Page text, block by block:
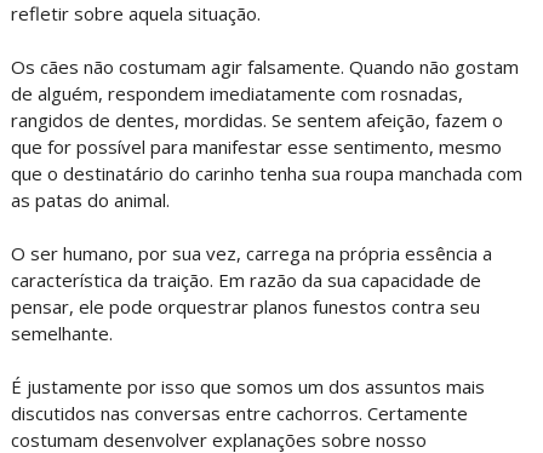
refletir sobre aquela situação.
Os cães não costumam agir falsamente. Quando não gostam
de alguém, respondem imediatamente com rosnadas,
rangidos de dentes, mordidas. Se sentem afeição, fazem o
que for possível para manifestar esse sentimento, mesmo
que o destinatário do carinho tenha sua roupa manchada com
as patas do animal.
O ser humano, por sua vez, carrega na própria essência a
característica da traição. Em razão da sua capacidade de
pensar, ele pode orquestrar planos funestos contra seu
semelhante.
É justamente por isso que somos um dos assuntos mais
discutidos nas conversas entre cachorros. Certamente
costumam desenvolver explanações sobre nosso